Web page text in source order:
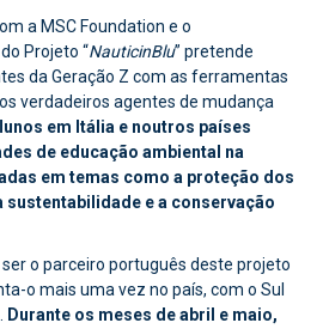
a MSC Foundation e o
Projeto “NauticinBlu” pretende
da Geração Z com as ferramentas
verdadeiros agentes de mudança
em Itália e noutros países
de educação ambiental na
em temas como a proteção dos
sustentabilidade e a conservação
ser o parceiro português deste projeto
o mais uma vez no país, com o Sul
Durante os meses de abril e maio,